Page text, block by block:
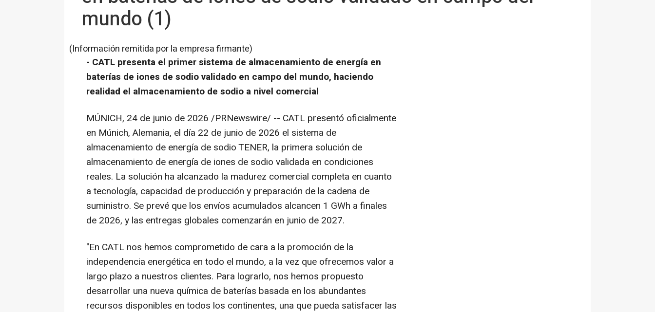
mundo (1)
(Información remitida por la empresa firmante)
- CATL presenta el primer sistema de almacenamiento de energía en
baterías de iones de sodio validado en campo del mundo, haciendo
realidad el almacenamiento de sodio a nivel comercial
MÚNICH, 24 de junio de 2026 /PRNewswire/ -- CATL presentó oficialmente
en Múnich, Alemania, el día 22 de junio de 2026 el sistema de
almacenamiento de energía de sodio TENER, la primera solución de
almacenamiento de energía de iones de sodio validada en condiciones
reales. La solución ha alcanzado la madurez comercial completa en cuanto
a tecnología, capacidad de producción y preparación de la cadena de
suministro. Se prevé que los envíos acumulados alcancen 1 GWh a finales
de 2026, y las entregas globales comenzarán en junio de 2027.
"En CATL nos hemos comprometido de cara a la promoción de la
independencia energética en todo el mundo, a la vez que ofrecemos valor a
largo plazo a nuestros clientes. Para lograrlo, nos hemos propuesto
desarrollar una nueva química de baterías basada en los abundantes
recursos disponibles en todos los continentes, una que pueda satisfacer las